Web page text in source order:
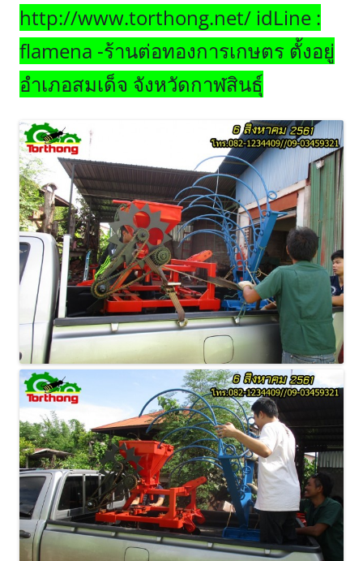
http://www.torthong.net/ idLine :
flamena -ร้านต่อทองการเกษตร ตั้งอยู่
อำเภอสมเด็จ จังหวัดกาฬสินธุ์